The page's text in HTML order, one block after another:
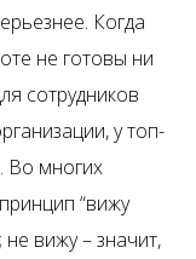
Когда
не готовы ни
сотрудников
у топ-
Во многих
“вижу
вижу – значит,